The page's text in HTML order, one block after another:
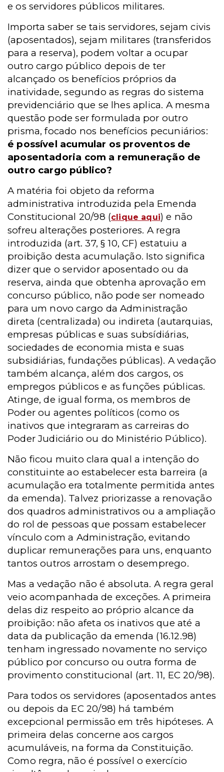
e os servidores públicos militares.
Importa saber se tais servidores, sejam civis
(aposentados), sejam militares (transferidos
para a reserva), podem voltar a ocupar
outro cargo público depois de ter
alcançado os benefícios próprios da
inatividade, segundo as regras do sistema
previdenciário que se lhes aplica. A mesma
questão pode ser formulada por outro
prisma, focado nos benefícios pecuniários:
é possível acumular os proventos de
aposentadoria com a remuneração de
outro cargo público?
A matéria foi objeto da reforma
administrativa introduzida pela Emenda
Constitucional 20/98 (clique aqui) e não
sofreu alterações posteriores. A regra
introduzida (art. 37, § 10, CF) estatuiu a
proibição desta acumulação. Isto significa
dizer que o servidor aposentado ou da
reserva, ainda que obtenha aprovação em
concurso público, não pode ser nomeado
para um novo cargo da Administração
direta (centralizada) ou indireta (autarquias,
empresas públicas e suas subsídiárias,
sociedades de economia mista e suas
subsidiárias, fundações públicas). A vedação
também alcança, além dos cargos, os
empregos públicos e as funções públicas.
Atinge, de igual forma, os membros de
Poder ou agentes políticos (como os
inativos que integraram as carreiras do
Poder Judiciário ou do Ministério Público).
Não ficou muito clara qual a intenção do
constituinte ao estabelecer esta barreira (a
acumulação era totalmente permitida antes
da emenda). Talvez priorizasse a renovação
dos quadros administrativos ou a ampliação
do rol de pessoas que possam estabelecer
vínculo com a Administração, evitando
duplicar remunerações para uns, enquanto
tantos outros arrostam o desemprego.
Mas a vedação não é absoluta. A regra geral
veio acompanhada de exceções. A primeira
delas diz respeito ao próprio alcance da
proibição: não afeta os inativos que até a
data da publicação da emenda (16.12.98)
tenham ingressado novamente no serviço
público por concurso ou outra forma de
provimento constitucional (art. 11, EC 20/98).
Para todos os servidores (aposentados antes
ou depois da EC 20/98) há também
excepcional permissão em três hipóteses. A
primeira delas concerne aos cargos
acumuláveis, na forma da Constituição.
Como regra, não é possível o exercício